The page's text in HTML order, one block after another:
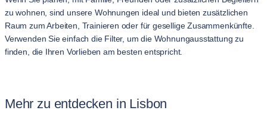
zu wohnen, sind unsere Wohnungen ideal und bieten zusätzlichen
Raum zum Arbeiten, Trainieren oder für gesellige Zusammenkünfte.
Verwenden Sie einfach die Filter, um die Wohnungausstattung zu
finden, die Ihren Vorlieben am besten entspricht.
Mehr zu entdecken in Lisbon